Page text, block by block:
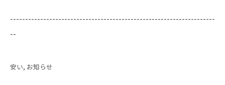
--------------------------------------------------------------------
--
安い お知らせ